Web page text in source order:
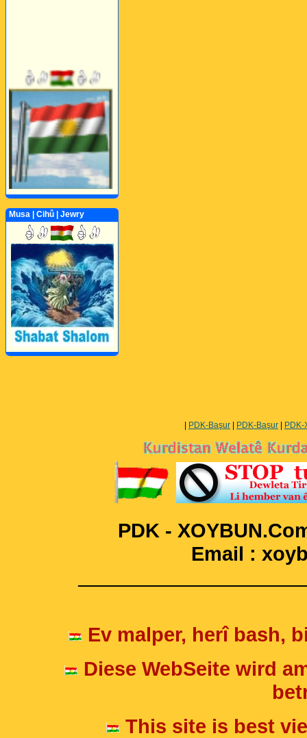
Musa | Cihû | Jewry
PDK-Başur PDK-Başur
PDK -
Email :
Ev malper, herî bash,
Diese WebSeite wird
This site is best